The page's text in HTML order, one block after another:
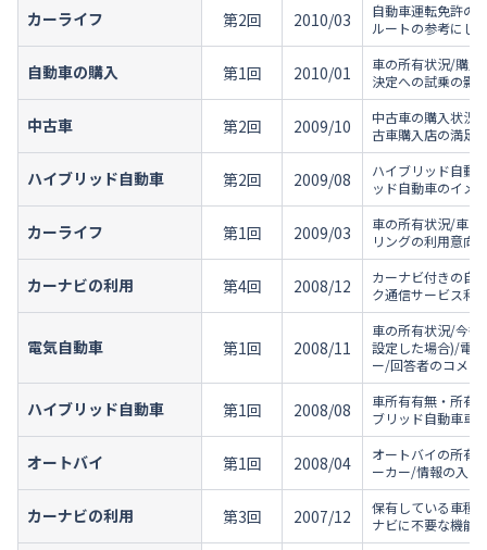
カーライフ 第2回 2010/03
自動車運転免許の
ルートの参考にし
自動車の購入 第1回 2010/01
車の所有状況/購
決定への試乗の影
中古車 第2回 2009/10
中古車の購入状況
古車購入店の満足
ハイブリッド自動車 第2回 2009/08
ハイブリッド自動
ッド自動車のイメ
カーライフ 第1回 2009/03
車の所有状況/車
リングの利用意向
カーナビの利用 第4回 2008/12
カーナビ付きの自
ク通信サービス利
電気自動車 第1回 2008/11
車の所有状況/今後
設定した場合)/電
ー/回答者のコメン
ハイブリッド自動車 第1回 2008/08
車所有有無・所有
ブリッド自動車車
オートバイ 第1回 2008/04
オートバイの所有
ーカー/情報の入
カーナビの利用 第3回 2007/12
保有している車種/
ナビに不要な機能/